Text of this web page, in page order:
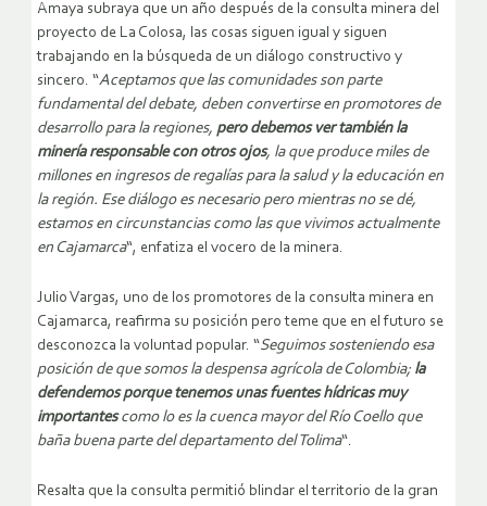
Amaya subraya que un año después de la consulta minera del
proyecto de La Colosa, las cosas siguen igual y siguen
trabajando en la búsqueda de un diálogo constructivo y
sincero. “Aceptamos que las comunidades son parte
fundamental del debate, deben convertirse en promotores de
desarrollo para la regiones, pero debemos ver también la
minería responsable con otros ojos, la que produce miles de
millones en ingresos de regalías para la salud y la educación en
la región. Ese diálogo es necesario pero mientras no se dé,
estamos en circunstancias como las que vivimos actualmente
en Cajamarca“, enfatiza el vocero de la minera.
Julio Vargas, uno de los promotores de la consulta minera en
Cajamarca, reafirma su posición pero teme que en el futuro se
desconozca la voluntad popular. “Seguimos sosteniendo esa
posición de que somos la despensa agrícola de Colombia; la
defendemos porque tenemos unas fuentes hídricas muy
importantescomo lo es la cuenca mayor del Río Coello que
baña buena parte del departamento del Tolima“.
Resalta que la consulta permitió blindar el territorio de la gran